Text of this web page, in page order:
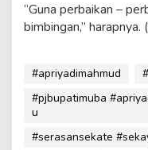
“Guna perbaikan –
bimbingan,” harapnya.
#apriyadimahmud
#pjbupatimuba
u
#serasansekate